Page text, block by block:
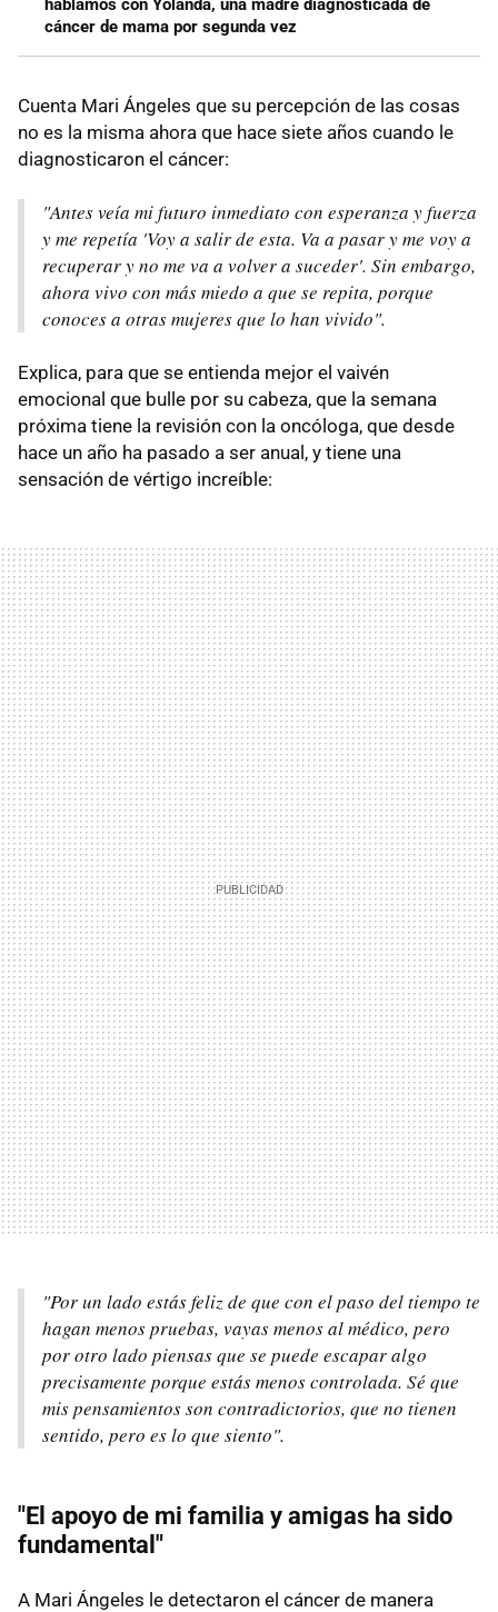
hablamos con Yolanda, una madre diagnosticada de
cáncer de mama por segunda vez
Cuenta Mari Ángeles que su percepción de las cosas
no es la misma ahora que hace siete años cuando le
diagnosticaron el cáncer:
"Antes veía mi futuro inmediato con esperanza y fuerza
y me repetía 'Voy a salir de esta. Va a pasar y me voy a
recuperar y no me va a volver a suceder'. Sin embargo,
ahora vivo con más miedo a que se repita, porque
conoces a otras mujeres que lo han vivido".
Explica, para que se entienda mejor el vaivén
emocional que bulle por su cabeza, que la semana
próxima tiene la revisión con la oncóloga, que desde
hace un año ha pasado a ser anual, y tiene una
sensación de vértigo increíble:
"Por un lado estás feliz de que con el paso del tiempo te
hagan menos pruebas, vayas menos al médico, pero
por otro lado piensas que se puede escapar algo
precisamente porque estás menos controlada. Sé que
mis pensamientos son contradictorios, que no tienen
sentido, pero es lo que siento".
"El apoyo de mi familia y amigas ha sido
fundamental"
A Mari Ángeles le detectaron el cáncer de manera